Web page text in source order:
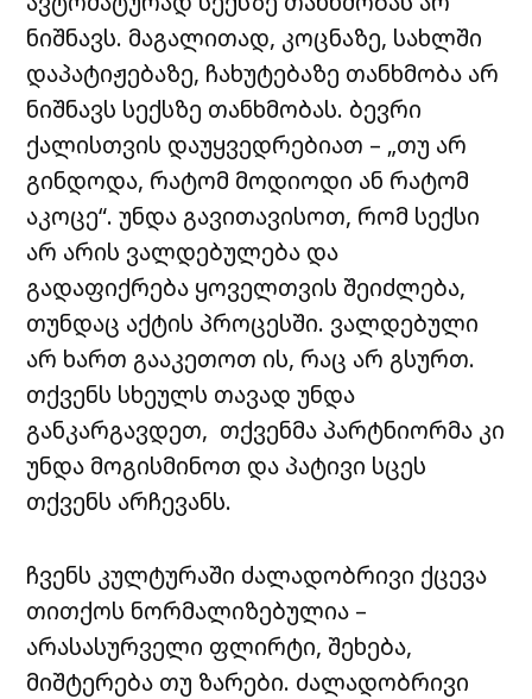
ნიშნავს. მაგალითად, კოცნაზე, სახლში
დაპატიჟებაზე, ჩახუტებაზე თანხმობა არ
ნიშნავს სექსზე თანხმობას. ბევრი
ქალისთვის დაუყვედრებიათ – „თუ არ
გინდოდა, რატომ მოდიოდი ან რატომ
აკოცე“. უნდა გავითავისოთ, რომ სექსი
არ არის ვალდებულება და
გადაფიქრება ყოველთვის შეიძლება,
თუნდაც აქტის პროცესში. ვალდებული
არ ხართ გააკეთოთ ის, რაც არ გსურთ.
თქვენს სხეულს თავად უნდა
განკარგავდეთ, თქვენმა პარტნიორმა კი
უნდა მოგისმინოთ და პატივი სცეს
თქვენს არჩევანს.
ჩვენს კულტურაში ძალადობრივი ქცევა
თითქოს ნორმალიზებულია –
არასასურველი ფლირტი, შეხება,
მიშტერება თუ ზარები. ძალადობრივი